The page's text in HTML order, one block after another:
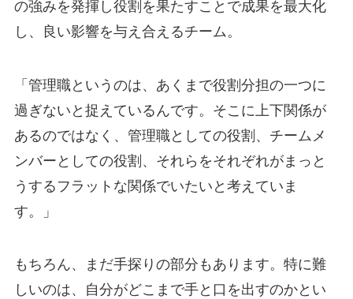
の強みを発揮し役割を果たすことで成果を最大化
し、良い影響を与え合えるチーム。
「管理職というのは、あくまで役割分担の一つに
過ぎないと捉えているんです。そこに上下関係が
あるのではなく、管理職としての役割、チームメ
ンバーとしての役割、それらをそれぞれがまっと
うするフラットな関係でいたいと考えていま
す。」
もちろん、まだ手探りの部分もあります。特に難
しいのは、自分がどこまで手と口を出すのかとい